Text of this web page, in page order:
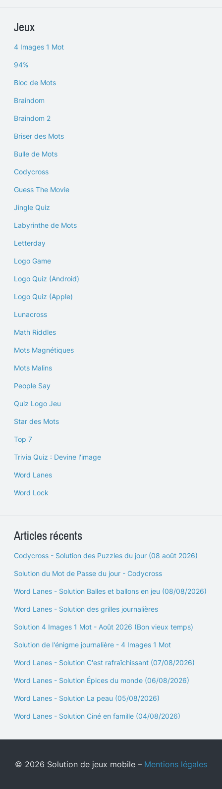
Jeux
4 Images 1 Mot
94%
Bloc de Mots
Braindom
Braindom 2
Briser des Mots
Bulle de Mots
Codycross
Guess The Movie
Jingle Quiz
Labyrinthe de Mots
Letterday
Logo Game
Logo Quiz (Android)
Logo Quiz (Apple)
Lunacross
Math Riddles
Mots Magnétiques
Mots Malins
People Say
Quiz Logo Jeu
Star des Mots
Top 7
Trivia Quiz : Devine l'image
Word Lanes
Word Lock
Articles récents
Codycross - Solution des Puzzles du jour (08 août 2026)
Solution du Mot de Passe du jour - Codycross
Word Lanes - Solution Balles et ballons en jeu (08/08/2026)
Word Lanes - Solution des grilles journalières
Solution 4 Images 1 Mot - Août 2026 (Bon vieux temps)
Solution de l'énigme journalière - 4 Images 1 Mot
Word Lanes - Solution C'est rafraîchissant (07/08/2026)
Word Lanes - Solution Épices du monde (06/08/2026)
Word Lanes - Solution La peau (05/08/2026)
Word Lanes - Solution Ciné en famille (04/08/2026)
© 2026 Solution de jeux mobile – Mentions légales